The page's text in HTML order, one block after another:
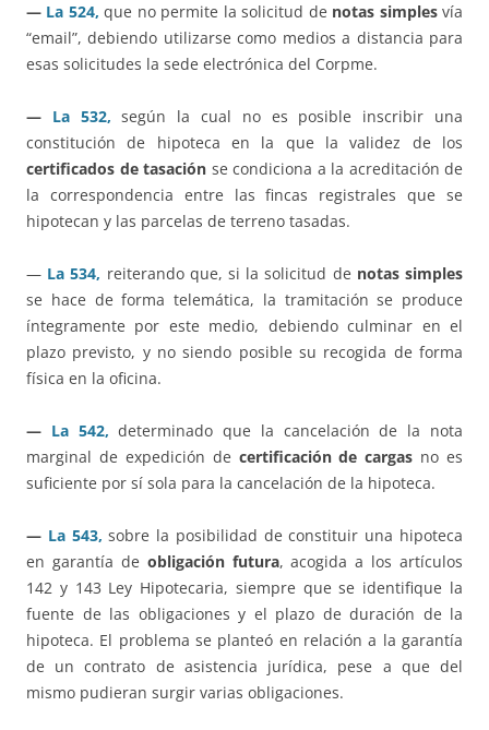
— La 524, que no permite la solicitud de notas simplesvía
“email”, debiendo utilizarse como medios a distancia para
esas solicitudes la sede electrónica del Corpme.
— La 532, según la cual no es posible inscribir una
constitución de hipoteca en la que la validez de los
certificados de tasación se condiciona a la acreditación de
la correspondencia entre las fincas registrales que se
hipotecan y las parcelas de terreno tasadas.
— La 534, reiterando que, si la solicitud de notas simples
se hace de forma telemática, la tramitación se produce
íntegramente por este medio, debiendo culminar en el
plazo previsto, y no siendo posible su recogida de forma
física en la oficina.
— La 542, determinado que la cancelación de la nota
marginal de expedición de certificación de cargas no es
suficiente por sí sola para la cancelación de la hipoteca.
— La 543, sobre la posibilidad de constituir una hipoteca
en garantía de obligación futura, acogida a los artículos
142 y 143 Ley Hipotecaria, siempre que se identifique la
fuente de las obligaciones y el plazo de duración de la
hipoteca. El problema se planteó en relación a la garantía
de un contrato de asistencia jurídica, pese a que del
mismo pudieran surgir varias obligaciones.